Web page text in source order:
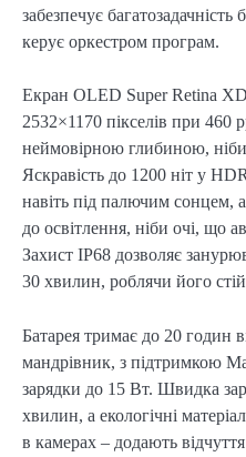
забезпечує
керує оркестром програм.
Екран OLED Super Retina
2532×1170 пікселів при 460
неймовірною глибиною, ніби
Яскравість до 1200 ніт у
навіть під палючим сонцем,
до освітлення, ніби очі, що
Захист IP68 дозволяє
30 хвилин, роблячи його
Батарея тримає до 20 годин
мандрівник, з підтримкою
зарядки до 15 Вт. Швидка
хвилин, а екологічні
в камерах – додають